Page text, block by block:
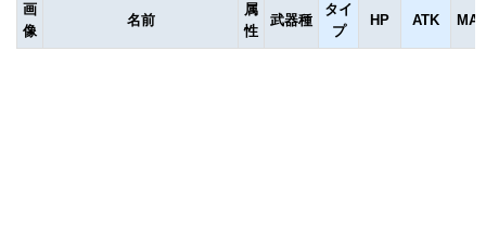
画
像
名前
属
性
武器種
タイ
プ
HP ATK